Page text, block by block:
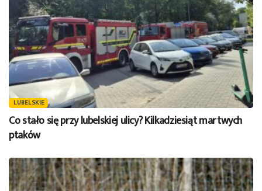
LUBELSKIE
Co stało się przy lubelskiej ulicy? Kilkadziesiąt martwych
ptaków